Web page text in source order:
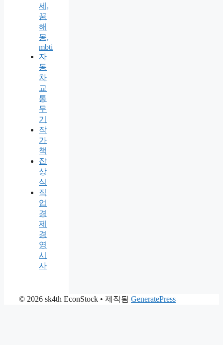
세,
꿈
해
몽,
mbti
자
동
차
교
통
무
기
작
가
책
잡
상
식
직
업
경
제
경
영
시
사
© 2026 sk4th EconStock • 제작됨 GeneratePress